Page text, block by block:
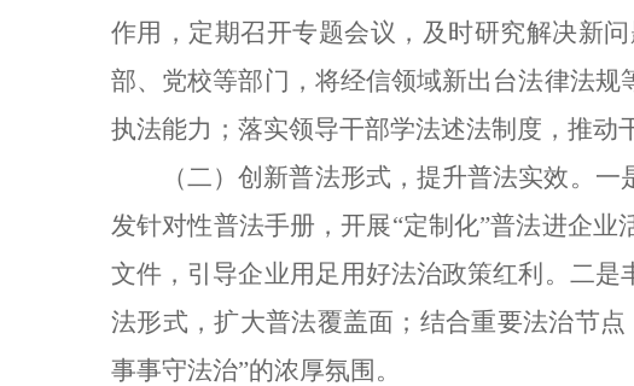
作用，定期召开专题会议，及时研究解决新
部、党校等部门，将经信领域新出台法律法
执法能力；落实领导干部学法述法制度，推动
（二）创新普法形式，提升普法实效。
发针对性普法手册，开展“定制化”普法进企
文件，引导企业用足用好法治政策红利。二
法形式，扩大普法覆盖面；结合重要法治节
事事守法治”的浓厚氛围。